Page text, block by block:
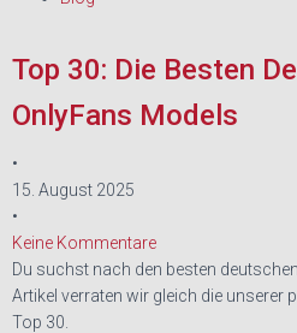
Top 30: Die Besten
OnlyFans Models
•
15. August 2025
•
Keine Kommentare
Du suchst nach den besten
Artikel verraten wir gleich die unserer
Top 30.